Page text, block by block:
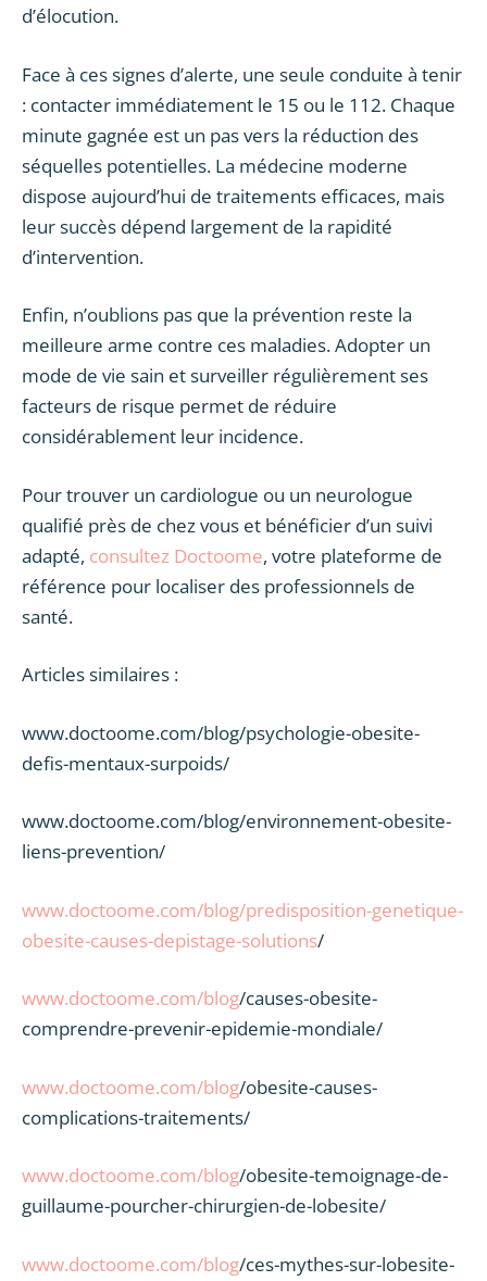
d’élocution.
Face à ces signes d’alerte, une seule conduite à tenir
: contacter immédiatement le 15 ou le 112. Chaque
minute gagnée est un pas vers la réduction des
séquelles potentielles. La médecine moderne
dispose aujourd’hui de traitements efficaces, mais
leur succès dépend largement de la rapidité
d’intervention.
Enfin, n’oublions pas que la prévention reste la
meilleure arme contre ces maladies. Adopter un
mode de vie sain et surveiller régulièrement ses
facteurs de risque permet de réduire
considérablement leur incidence.
Pour trouver un cardiologue ou un neurologue
qualifié près de chez vous et bénéficier d’un suivi
adapté, consultez Doctoome, votre plateforme de
référence pour localiser des professionnels de
santé.
Articles similaires :
www.doctoome.com/blog/psychologie-obesite-
defis-mentaux-surpoids/
www.doctoome.com/blog/environnement-obesite-
liens-prevention/
www.doctoome.com/blog/predisposition-genetique-
obesite-causes-depistage-solutions/
www.doctoome.com/blog/causes-obesite-
comprendre-prevenir-epidemie-mondiale/
www.doctoome.com/blog/obesite-causes-
complications-traitements/
www.doctoome.com/blog/obesite-temoignage-de-
guillaume-pourcher-chirurgien-de-lobesite/
www.doctoome.com/blog/ces-mythes-sur-lobesite-